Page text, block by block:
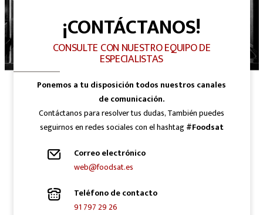
¡CONTÁCTANOS!
CONSULTE CON NUESTRO EQUIPO DE
ESPECIALISTAS
Ponemos a tu disposición todos nuestros canales
de comunicación.
Contáctanos para resolver tus dudas, También puedes
seguirnos en redes sociales con el hashtag#Foodsat
Correo electrónico
web@foodsat.es
Teléfono de contacto
91 797 29 26